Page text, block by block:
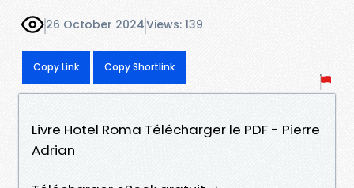
26 October 2024Views: 139
Copy Link Copy Shortlink
Livre Hotel Roma Télécharger le PDF - Pierre
Adrian